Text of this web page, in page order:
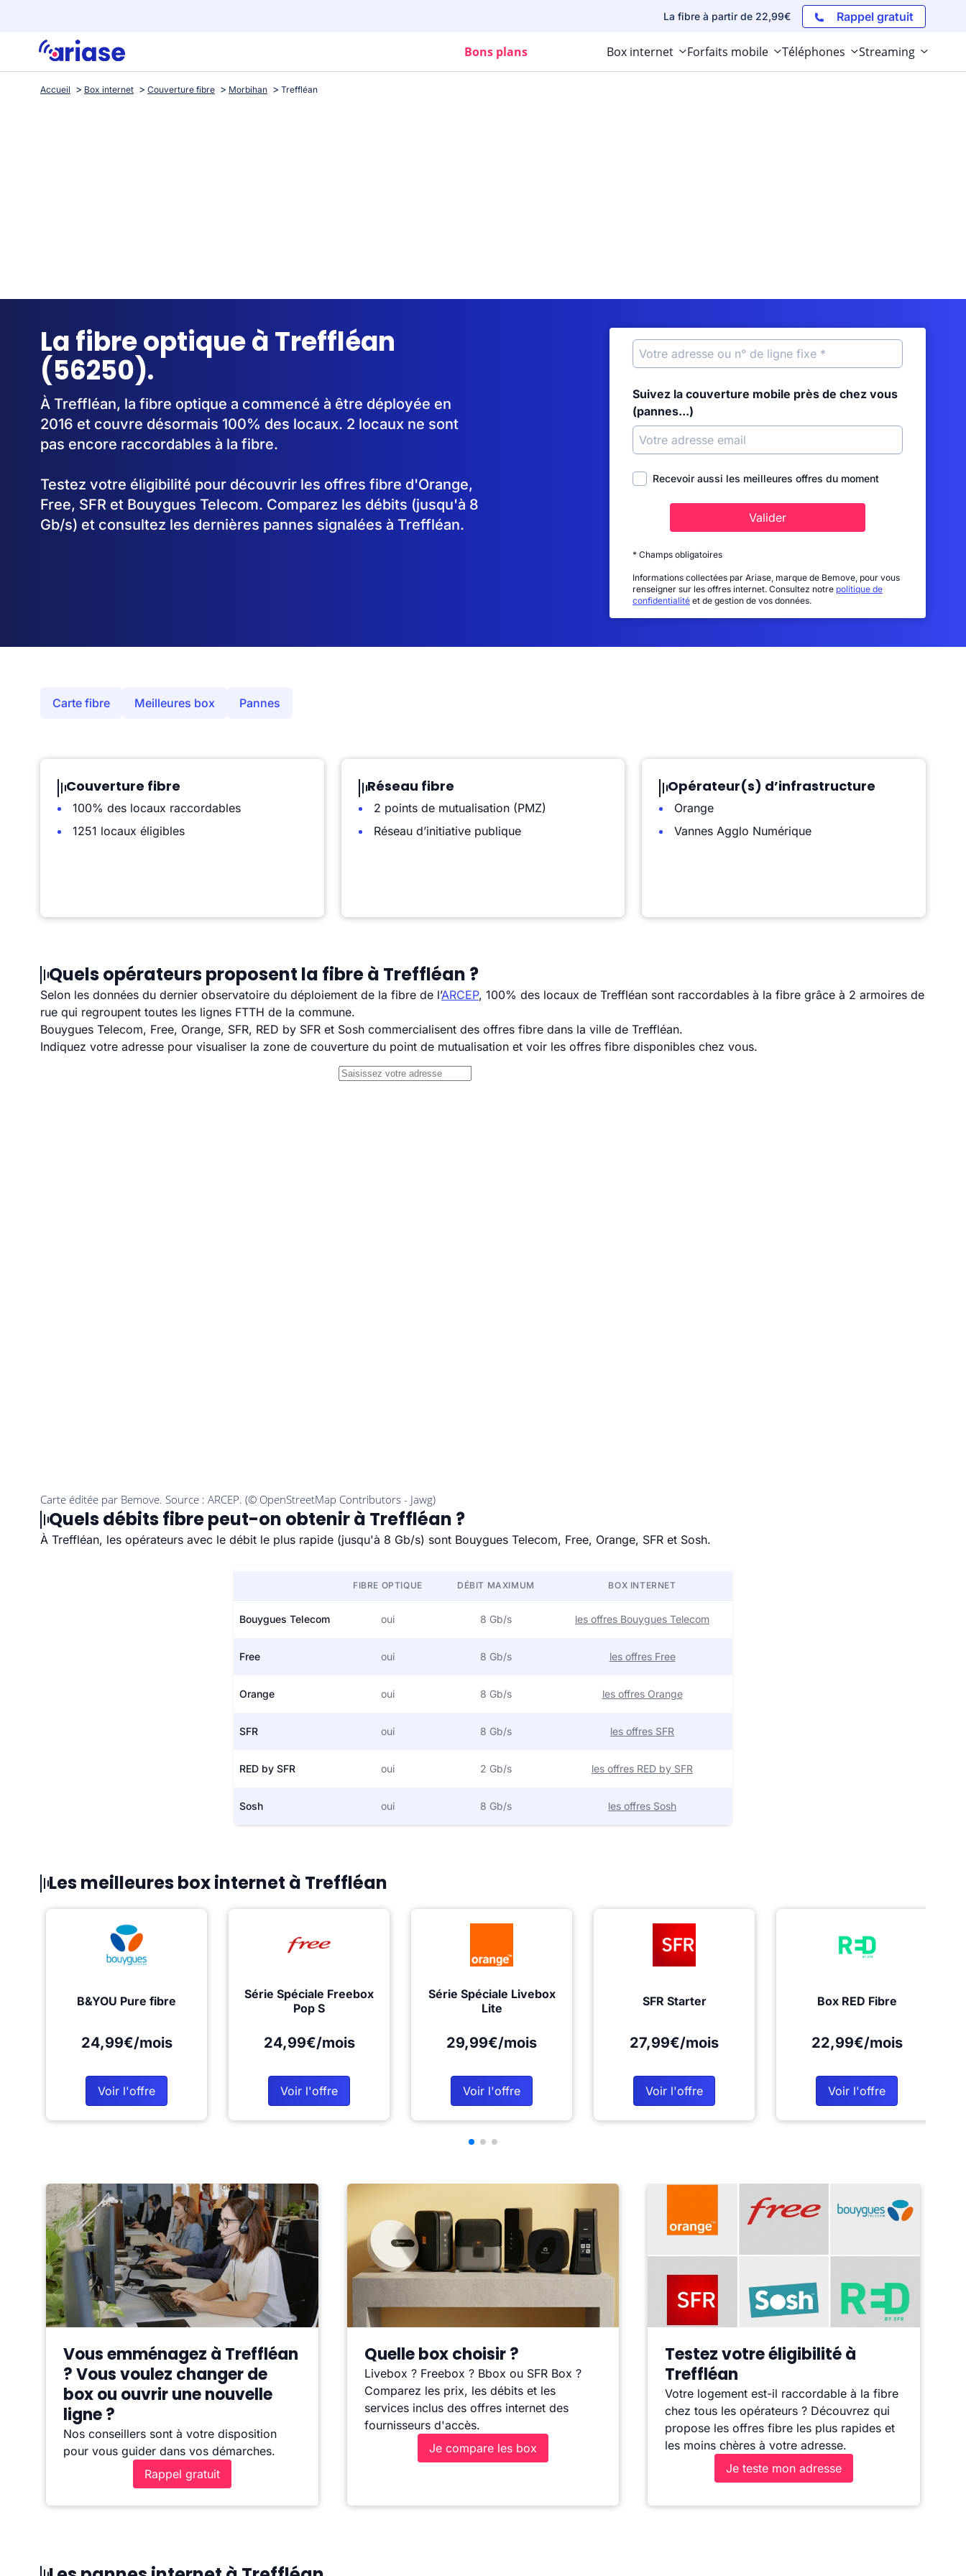
La fibre à partir de 22,99€ Rappel gratuit
Bons plans Box internet Forfaits mobile Téléphones Streaming
Accueil Box internet Couverture fibre Morbihan Treffléan
La fibre optique à Treffléan
(56250).
À Treffléan, la fibre optique a commencé à être déployée en
2016 et couvre désormais 100% des locaux. 2 locaux ne sont
pas encore raccordables à la fibre.
Testez votre éligibilité pour découvrir les offres fibre d'Orange,
Free, SFR et Bouygues Telecom. Comparez les débits (jusqu'à 8
Gb/s) et consultez les dernières pannes signalées à Treffléan.
Suivez la couverture mobile près de chez vous
(pannes...)
Recevoir aussi les meilleures offres du moment
Valider
* Champs obligatoires
Informations collectées par Ariase, marque de Bemove, pour vous
renseigner sur les offres internet. Consultez notre politique de
confidentialité et de gestion de vos données.
Carte fibre Meilleures box Pannes
Couverture fibre
100% des locaux raccordables
1251 locaux éligibles
Réseau fibre
2 points de mutualisation (PMZ)
Réseau d’initiative publique
Opérateur(s) d’infrastructure
Orange
Vannes Agglo Numérique
Quels opérateurs proposent la fibre à Treffléan ?
Selon les données du dernier observatoire du déploiement de la fibre de l’ARCEP, 100% des locaux de Treffléan sont raccordables à la fibre grâce à 2 armoires de
rue qui regroupent toutes les lignes FTTH de la commune.
Bouygues Telecom, Free, Orange, SFR, RED by SFR et Sosh commercialisent des offres fibre dans la ville de Treffléan.
Indiquez votre adresse pour visualiser la zone de couverture du point de mutualisation et voir les offres fibre disponibles chez vous.
Quels débits fibre peut-on obtenir à Treffléan ?
À Treffléan, les opérateurs avec le débit le plus rapide (jusqu'à 8 Gb/s) sont Bouygues Telecom, Free, Orange, SFR et Sosh.
FIBRE OPTIQUE DÉBIT MAXIMUM BOX INTERNET
Bouygues Telecom oui 8 Gb/s les offres Bouygues Telecom
Free oui 8 Gb/s les offres Free
Orange oui 8 Gb/s les offres Orange
SFR oui 8 Gb/s les offres SFR
RED by SFR oui 2 Gb/s les offres RED by SFR
Sosh oui 8 Gb/s les offres Sosh
Les meilleures box internet à Treffléan
B&YOU Pure fibre
24,99€/mois
Voir l'offre
Série Spéciale Freebox
Pop S
24,99€/mois
Voir l'offre
Série Spéciale Livebox
Lite
29,99€/mois
Voir l'offre
SFR Starter
27,99€/mois
Voir l'offre
Box RED Fibre
22,99€/mois
Voir l'offre
Vous emménagez à Treffléan
? Vous voulez changer de
box ou ouvrir une nouvelle
ligne ?
Nos conseillers sont à votre disposition
pour vous guider dans vos démarches.
Rappel gratuit
Quelle box choisir ?
Livebox ? Freebox ? Bbox ou SFR Box ?
Comparez les prix, les débits et les
services inclus des offres internet des
fournisseurs d'accès.
Je compare les box
Testez votre éligibilité à
Treffléan
Votre logement est-il raccordable à la fibre
chez tous les opérateurs ? Découvrez qui
propose les offres fibre les plus rapides et
les moins chères à votre adresse.
Je teste mon adresse